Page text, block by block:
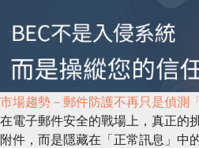
市場趨勢－郵件防護不再只是偵測
在電子郵件安全的戰場上，真正的
附件，而是隱藏在「正常訊息」中